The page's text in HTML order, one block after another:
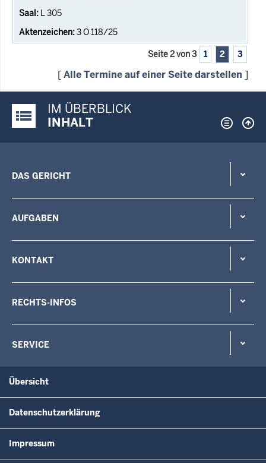
L 305
3 O 118/25
Seite 2 von 3 1 2 3
[Alle Termine auf einer Seite darstellen ]
Justiz-Portal im Überblick:
IM ÜBERBLICK
INHALT
DAS GERICHT
AUFGABEN
KONTAKT
RECHTS-INFOS
SERVICE
Übersicht
Datenschutzerklärung
Impressum